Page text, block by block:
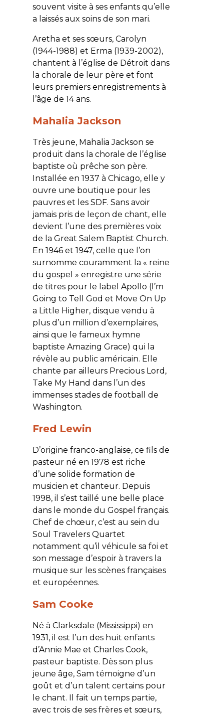
souvent visite à ses enfants qu’elle
a laissés aux soins de son mari.
Aretha et ses sœurs, Carolyn
(1944-1988) et Erma (1939-2002),
chantent à l’église de Détroit dans
la chorale de leur père et font
leurs premiers enregistrements à
l’âge de 14 ans.
Mahalia Jackson
Très jeune, Mahalia Jackson se
produit dans la chorale de l’église
baptiste où prêche son père.
Installée en 1937 à Chicago, elle y
ouvre une boutique pour les
pauvres et les SDF. Sans avoir
jamais pris de leçon de chant, elle
devient l’une des premières voix
de la Great Salem Baptist Church.
En 1946 et 1947, celle que l’on
surnomme couramment la « reine
du gospel » enregistre une série
de titres pour le label Apollo (I’m
Going to Tell God et Move On Up
a Little Higher, disque vendu à
plus d’un million d’exemplaires,
ainsi que le fameux hymne
baptiste Amazing Grace) qui la
révèle au public américain. Elle
chante par ailleurs Precious Lord ,
Take My Hand dans l’un des
immenses stades de football de
Washington.
Fred Lewin
D’origine franco-anglaise, ce fils de
pasteur né en 1978 est riche
d’une solide formation de
musicien et chanteur. Depuis
1998, il s’est taillé une belle place
dans le monde du Gospel français.
Chef de chœur, c’est au sein du
Soul Travelers Quartet
notamment qu’il véhicule sa foi et
son message d’espoir à travers la
musique sur les scènes françaises
et européennes.
Sam Cooke
Né à Clarksdale (Mississippi) en
1931, il est l’un des huit enfants
d’Annie Mae et Charles Cook,
pasteur baptiste. Dès son plus
jeune âge, Sam témoigne d’un
goût et d’un talent certains pour
le chant. Il fait un temps partie,
avec trois de ses frères et sœurs,